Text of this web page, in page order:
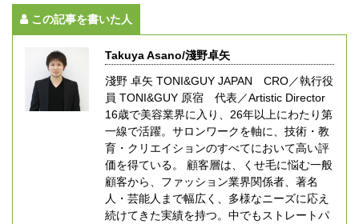
この記事を書いた人
Takuya Asano/淺野卓矢
淺野 卓矢 TONI&GUY JAPAN CRO／執行役
員 TONI&GUY 原宿 代表／Artistic Director
16歳で美容業界に入り、26年以上にわたり第
一線で活躍。サロンワークを軸に、技術・教
育・クリエイションのすべてにおいて高い評
価を得ている。 顧客層は、くせ毛に悩む一般
顧客から、ファッション業界関係者、著名
人・芸能人まで幅広く、多様なニーズに応え
続けてきた実績を持つ。中でもストレートパ